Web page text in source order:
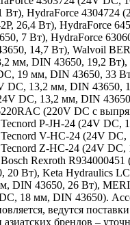
Вт), HydraForce 4304724
26,4 Вт), HydraForce
7 Вт), HydraForce
14,7 Вт), Walvoil
мм, DIN 43650, 19,2
19 мм, DIN 43650, 33
DC, 13,2 мм, DIN 43650,
DC, 13,2 мм, DIN
(220V DC с
P-JH-24 (24V DC,
V-HC-24 (24V
Z-HC-24 (24V
Rexroth
20 Вт), Keta Hydraulics
DIN 43650, 26 Вт),
18 мм, DIN 43650).
ведутся
брендов –